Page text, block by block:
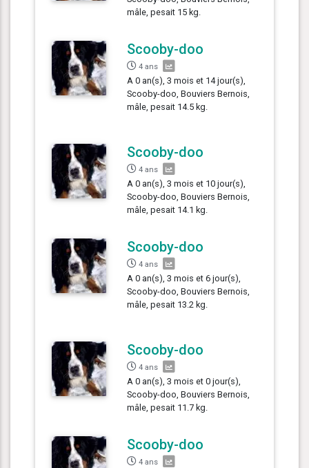
mâle, pesait 15 kg.
Scooby-doo
4 ans
A 0 an(s), 3 mois et 14 jour(s),
Scooby-doo, Bouviers Bernois,
mâle, pesait 14.5 kg.
Scooby-doo
4 ans
A 0 an(s), 3 mois et 10 jour(s),
Scooby-doo, Bouviers Bernois,
mâle, pesait 14.1 kg.
Scooby-doo
4 ans
A 0 an(s), 3 mois et 6 jour(s),
Scooby-doo, Bouviers Bernois,
mâle, pesait 13.2 kg.
Scooby-doo
4 ans
A 0 an(s), 3 mois et 0 jour(s),
Scooby-doo, Bouviers Bernois,
mâle, pesait 11.7 kg.
Scooby-doo
4 ans